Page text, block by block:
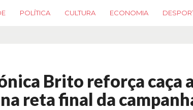
POLÍTICA CULTURA ECONOMIA
Brito reforça caça
reta final da